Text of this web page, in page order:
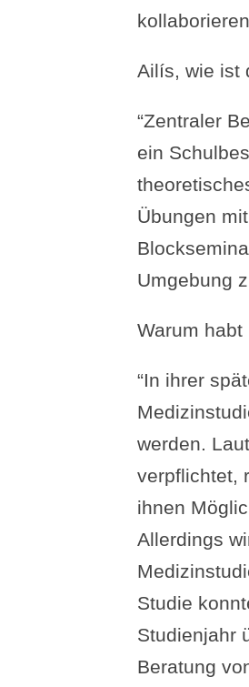
Ailís, wie ist
“Zentraler
ein
Übungen
Umgebung
Warum
“In ihrer
werden.
verpflichtet,
ihnen
Allerdings
Studie
Studienjahr
Beratung